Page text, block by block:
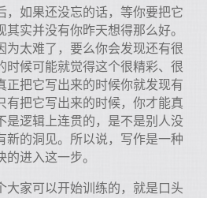
，如果还没忘的话，等你要把它
实并没有你昨天想得那么好。
为太难了，要么你会发现还有很
时候可能就觉得这个很精彩、很
正把它写出来的时候你就发现有
有把它写出来的时候，你才能真
是逻辑上连贯的，是不是别人没
新的洞见。所以说，写作是一种
进入这一步。
大家可以开始训练的，就是口头